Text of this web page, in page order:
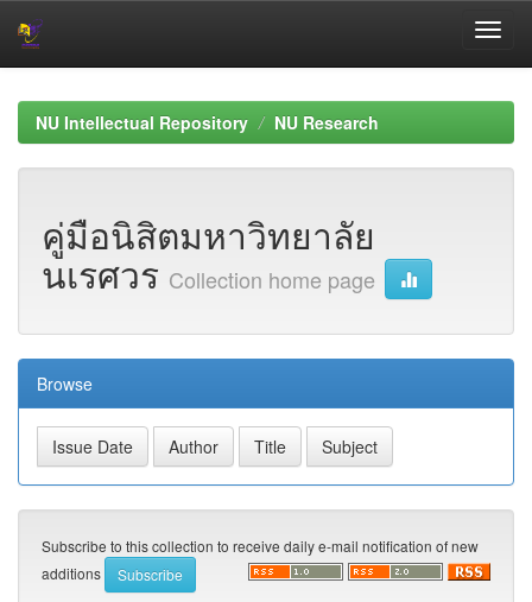
navigationNU Intellectual Repository NU Research
คู่มือนิสิตมหาวิทยาลัย
นเรศวร Collection home page
Browse
Subscribe to this collection to receive daily e-mail notification of new
additions